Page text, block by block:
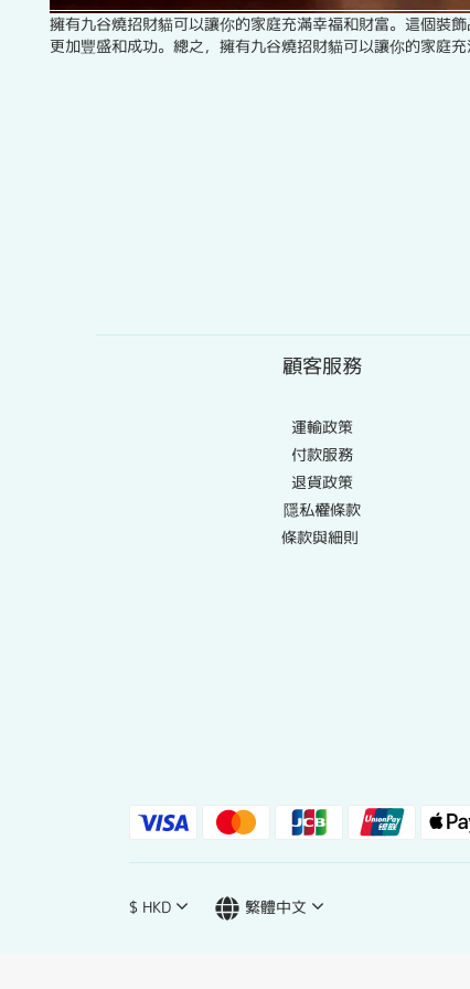
擁有九谷燒招財貓可以讓你的家庭充滿幸福和財富。這個裝
更加豐盛和成功。總之，擁有九谷燒招財貓可以讓你的家庭
顧客服務
運輸政策
付款服務
退貨政策
隱私權條款
條款與細則
$ HKD 繁體中文